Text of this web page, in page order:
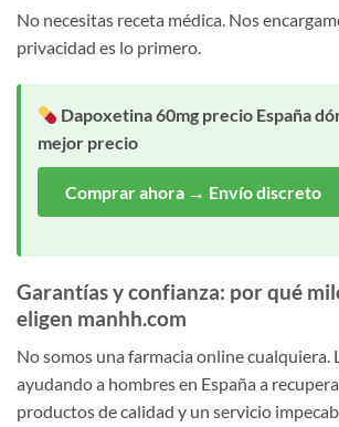
No necesitas receta médica. Nos
privacidad es lo primero.
Dapoxetina 60mg precio España
mejor precio
Comprar ahora → Envío discreto
Garantías y confianza: por qué
eligen manhh.com
No somos una farmacia online cualquiera.
ayudando a hombres en España a
productos de calidad y un servicio